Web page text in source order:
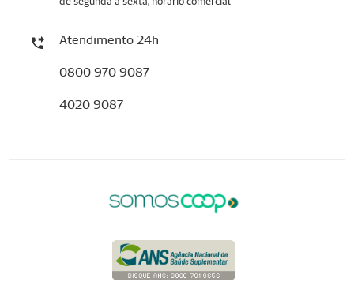
Atendimento 24h
0800 970 9087
4020 9087